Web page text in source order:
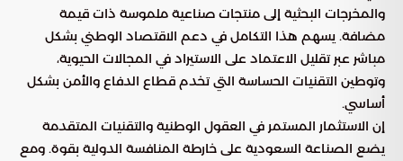
والمخرجات البحثية إلى منتجات صناعية ملموسة ذات قيمة
مضافة. يسهم هذا التكامل في دعم الاقتصاد الوطني بشكل
مباشر عبر تقليل الاعتماد على الاستيراد في المجالات الحيوية،
وتوطين التقنيات الحساسة التي تخدم قطاع الدفاع والأمن بشكل
أساسي.
إن الاستثمار المستمر في العقول الوطنية والتقنيات المتقدمة
يضع الصناعة السعودية على خارطة المنافسة الدولية بقوة. ومع